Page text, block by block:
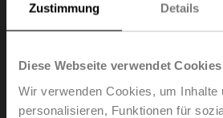
Zustimmung Details
Diese Webseite verwendet Cookies
Wir verwenden Cookies, um Inhalte
personalisieren, Funktionen für
TMC230A-F